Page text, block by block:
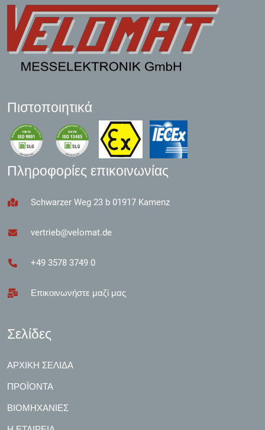
Πιστοποιητικά
Πληροφορίες επικοινωνίας
Schwarzer Weg 23 b 01917 Kamenz
vertrieb@velomat.de
+49 3578 3749 0
Επικοινωνήστε μαζί μας
Σελίδες
ΑΡΧΙΚΉ ΣΕΛΊΔΑ
ΠΡΟΪΌΝΤΑ
ΒΙΟΜΗΧΑΝΊΕΣ